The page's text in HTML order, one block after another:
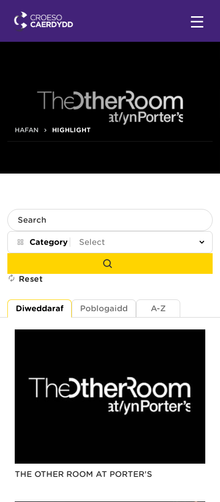
HAFAN HIGHLIGHT
Search
Category
Reset
Diweddaraf Poblogaidd A-Z
THE OTHER ROOM AT PORTER’S